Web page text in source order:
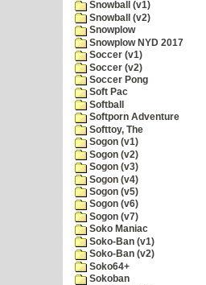
Snowball (v1)
Snowball (v2)
Snowplow
Snowplow NYD 2017
Soccer (v1)
Soccer (v2)
Soccer Pong
Soft Pac
Softball
Softporn Adventure
Softtoy, The
Sogon (v1)
Sogon (v2)
Sogon (v3)
Sogon (v4)
Sogon (v5)
Sogon (v6)
Sogon (v7)
Soko Maniac
Soko-Ban (v1)
Soko-Ban (v2)
Soko64+
Sokoban